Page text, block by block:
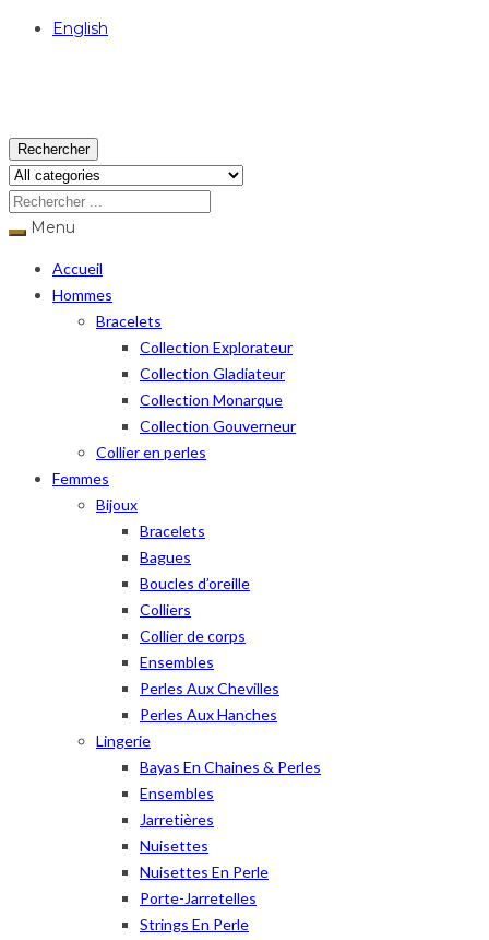
English
Rechercher
Menu
Accueil
Hommes
Bracelets
Collection Explorateur
Collection Gladiateur
Collection Monarque
Collection Gouverneur
Collier en perles
Femmes
Bijoux
Bracelets
Bagues
Boucles d’oreille
Colliers
Collier de corps
Ensembles
Perles Aux Chevilles
Perles Aux Hanches
Lingerie
Bayas En Chaines & Perles
Ensembles
Jarretières
Nuisettes
Nuisettes En Perle
Porte-Jarretelles
Strings En Perle